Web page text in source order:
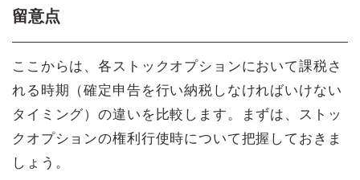
留意点
ここからは、各ストックオプションにおいて課税さ
れる時期（確定申告を行い納税しなければいけない
タイミング）の違いを比較します。まずは、ストッ
クオプションの権利行使時について把握しておきま
しょう。